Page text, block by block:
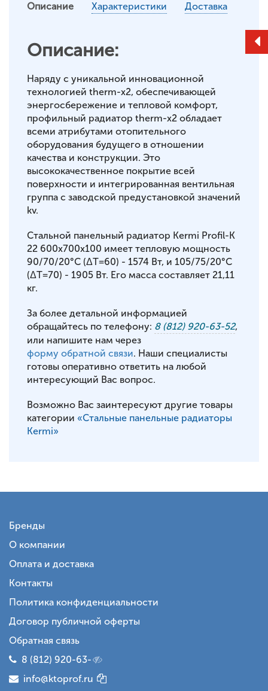
Описание Характеристики Доставка
Описание:
Наряду с уникальной инновационной
технологией therm-x2, обеспечивающей
энергосбережение и тепловой комфорт,
профильный радиатор therm-x2 обладает
всеми атрибутами отопительного
оборудования будущего в отношении
качества и конструкции. Это
высококачественное покрытие всей
поверхности и интегрированная вентильная
группа с заводской предустановкой значений
kv.
Стальной панельный радиатор Kermi Profil-K
22 600x700x100 имеет тепловую мощность
90/70/20°С (ΔT=60) - 1574 Вт, и 105/75/20°С
(ΔT=70) - 1905 Вт. Его масса составляет 21,11
кг.
За более детальной информацией
обращайтесь по телефону: 8 (812) 920-63-52,
или напишите нам через
форму обратной связи. Наши специалисты
готовы оперативно ответить на любой
интересующий Вас вопрос.
Возможно Вас заинтересуют другие товары
категории «Стальные панельные радиаторы
Kermi»
Бренды
О компании
Оплата и доставка
Контакты
Политика конфиденциальности
Договор публичной оферты
Обратная связь
8 (812) 920-63-
info@ktoprof.ru